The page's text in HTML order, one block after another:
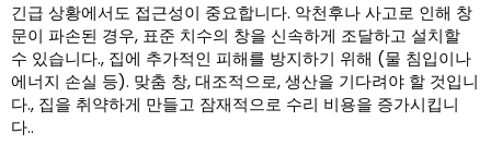
긴급 상황에서도 접근성이 중요합니다. 악천후나 사고로 인해 창
문이 파손된 경우, 표준 치수의 창을 신속하게 조달하고 설치할
수 있습니다., 집에 추가적인 피해를 방지하기 위해 (물 침입이나
에너지 손실 등). 맞춤 창, 대조적으로, 생산을 기다려야 할 것입니
다., 집을 취약하게 만들고 잠재적으로 수리 비용을 증가시킵니
다..